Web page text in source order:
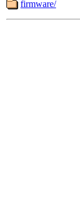
firmware/